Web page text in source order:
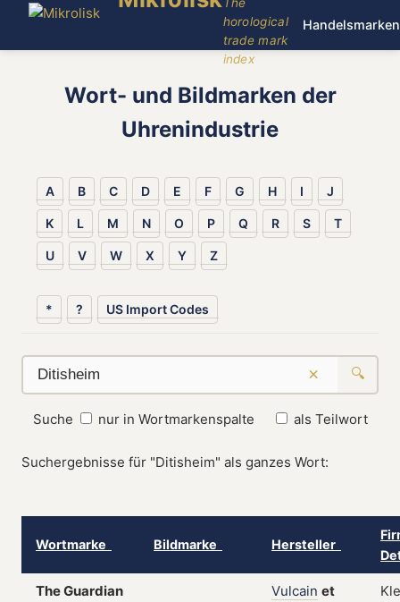
horological
trade mark
index
Handelsmarken
Wort- und Bildmarken der
Uhrenindustrie
A B C D E F G H I J
K L M N O P Q R S T
U V W X Y Z
* ? US Import Codes
× 🔍
Suche nur in Wortmarkenspalte als Teilwort
Suchergebnisse für "Ditisheim" als ganzes Wort:
Wortmarke Bildmarke Hersteller
The Guardian Vulcain et